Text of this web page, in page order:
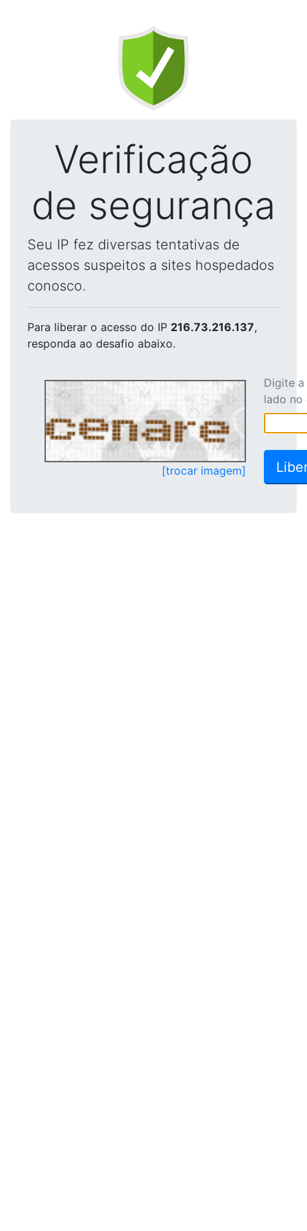
Verificação
de segurança
Seu IP fez diversas tentativas de
acessos suspeitos a sites hospedados
conosco.
Para liberar o acesso do IP 216.73.216.137,
responda ao desafio abaixo.
[trocar imagem]
Digite
lado no